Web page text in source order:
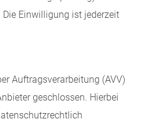
Einwilligung ist jederzeit
Auftragsverarbeitung (AVV)
geschlossen. Hierbei